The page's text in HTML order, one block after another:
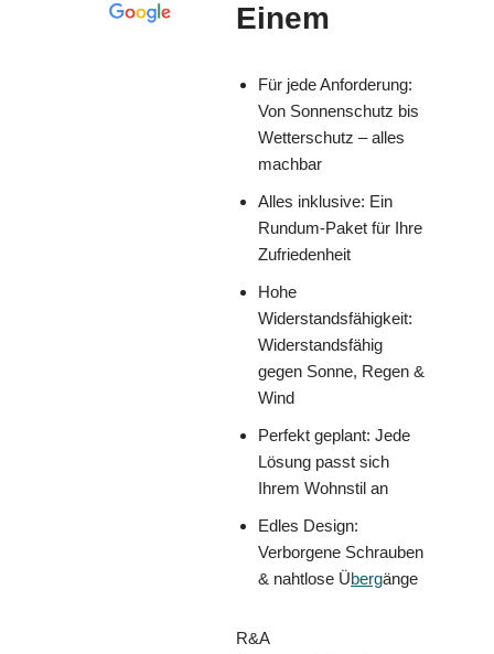
Einem
Für jede Anforderung:
Von Sonnenschutz bis
Wetterschutz – alles
machbar
Alles inklusive: Ein
Rundum-Paket für Ihre
Zufriedenheit
Hohe
Widerstandsfähigkeit:
Widerstandsfähig
gegen Sonne, Regen &
Wind
Perfekt geplant: Jede
Lösung passt sich
Ihrem Wohnstil an
Edles Design:
Verborgene Schrauben
& nahtlose Übergänge
R&A